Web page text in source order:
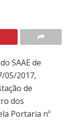
SAAE de
05/2017,
de
dos
Portaria nº